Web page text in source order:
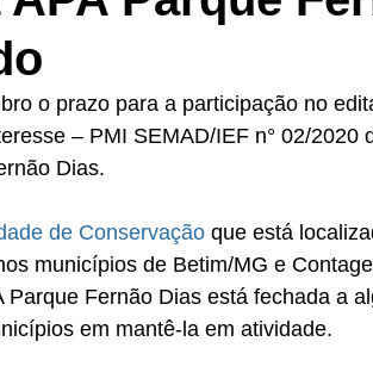
o prazo para a participação no
– PMI SEMAD/IEF n° 02/2020
Dias.
de Conservação que está
municípios de Betim/MG e
Parque Fernão Dias está fechada a
em mantê-la em atividade.